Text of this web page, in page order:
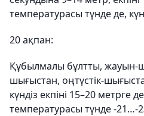
температурасы түнде де,
20 ақпан:
Құбылмалы бұлтты,
шығыстан, оңтүстік-
күндіз екпіні 15–20 метрге
температурасы түнде -21…-